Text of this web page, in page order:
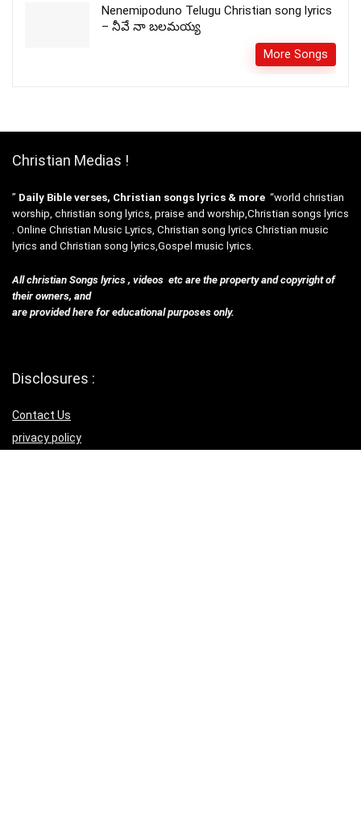
Nenemipoduno Telugu Christian song lyrics
– నీవే నా బలమయ్య
More Songs
Christian Medias !
” Daily Bible verses, Christian songs lyrics & more “world christian
worship, christian song lyrics, praise and worship,Christian songs lyrics
. Online Christian Music Lyrics, Christian song lyrics Christian music
lyrics and Christian song lyrics,Gospel music lyrics.
All christian Songs lyrics , videos etc are the property and copyright of
their owners, and
are provided here for educational purposes only.
Disclosures :
Contact Us
privacy policy